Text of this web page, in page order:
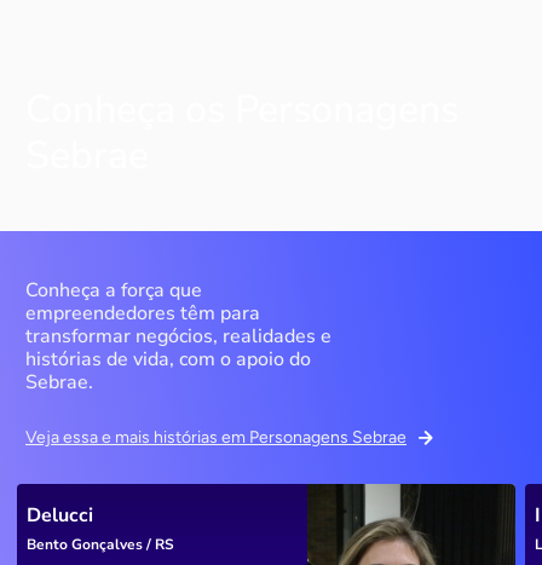
Conheça a força que
empreendedores têm para
transformar negócios, realidades e
histórias de vida, com o apoio do
Sebrae.
Veja essa e mais histórias em Personagens Sebrae
Delucci
Bento Gonçalves / RS